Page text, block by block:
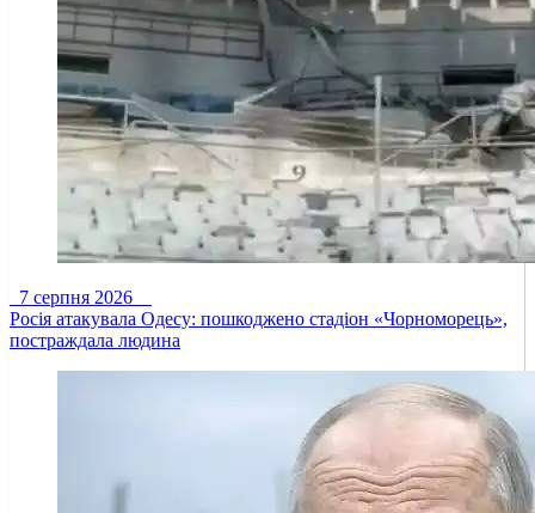
7 серпня 2026
Росія атакувала Одесу: пошкоджено стадіон «Чорноморець»,
постраждала людина